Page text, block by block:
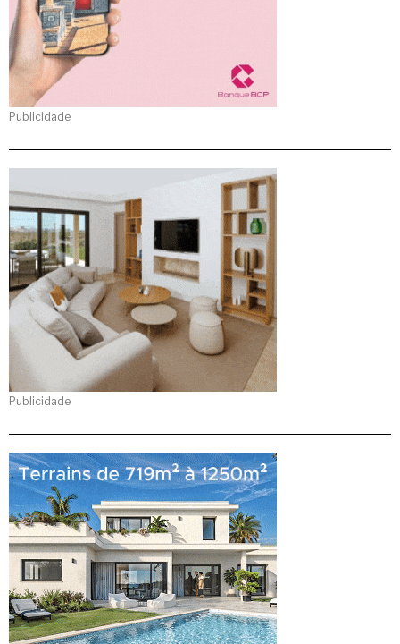
Publicidade
Publicidade